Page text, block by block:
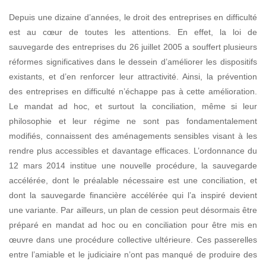
Depuis une dizaine d’années, le droit des entreprises en difficulté
est au cœur de toutes les attentions. En effet, la loi de
sauvegarde des entreprises du 26 juillet 2005 a souffert plusieurs
réformes significatives dans le dessein d’améliorer les dispositifs
existants, et d’en renforcer leur attractivité. Ainsi, la prévention
des entreprises en difficulté n’échappe pas à cette amélioration.
Le mandat ad hoc, et surtout la conciliation, même si leur
philosophie et leur régime ne sont pas fondamentalement
modifiés, connaissent des aménagements sensiblesvisant à les
rendre plus accessibles et davantage efficaces. L’ordonnance du
12 mars 2014 institue une nouvelle procédure, la sauvegarde
accélérée, dont le préalable nécessaire est une conciliation, et
dont la sauvegarde financière accélérée qui l’a inspiré devient
une variante. Par ailleurs, un plan de cession peut désormais être
préparé en mandat ad hoc ou en conciliation pour être mis en
œuvre dans une procédure collective ultérieure. Ces passerelles
entre l’amiable et le judiciaire n’ont pas manqué de produire des